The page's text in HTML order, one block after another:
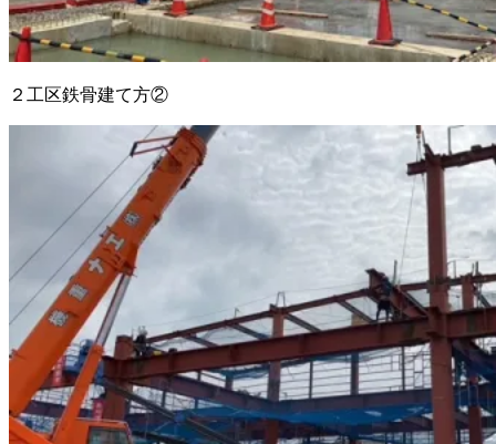
２工区鉄骨建て方②